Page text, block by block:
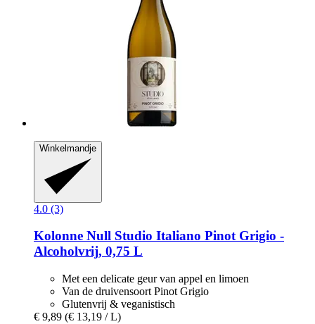
Winkelmandje
4.0 (3)
Kolonne Null Studio Italiano Pinot Grigio -​
Alcoholvrij, 0,75 L
Met een delicate geur van appel en limoen
Van de druivensoort Pinot Grigio
Glutenvrij & veganistisch
€ 9,89 (€ 13,19 / L)